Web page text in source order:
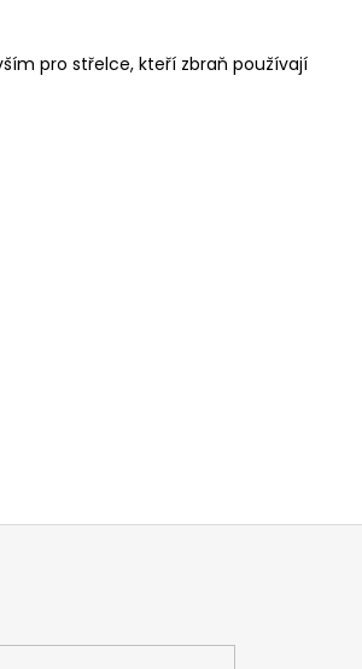
pro střelce, kteří zbraň používají